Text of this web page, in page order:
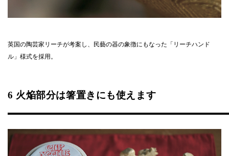
英国の陶芸家リーチが考案し、民藝の器の象徴にもなった「リーチハンド
ル」様式を採用。
6 火焔部分は箸置きにも使えます